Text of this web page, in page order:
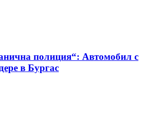
полиция“: Автомобил с
в Бургас